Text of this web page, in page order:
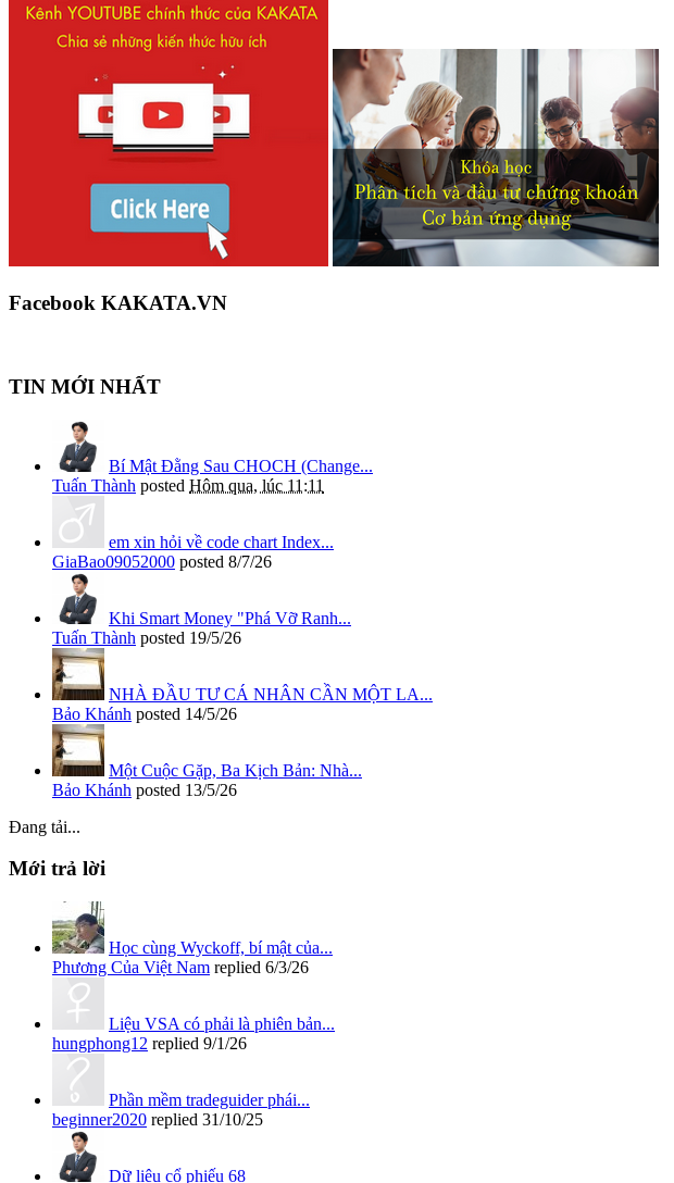
Facebook KAKATA.VN
TIN MỚI NHẤT
Bí Mật Đằng Sau CHOCH (Change...
Tuấn Thành posted Hôm qua, lúc 11:11
em xin hỏi về code chart Index...
GiaBao09052000 posted 8/7/26
Khi Smart Money "Phá Vỡ Ranh...
Tuấn Thành posted 19/5/26
NHÀ ĐẦU TƯ CÁ NHÂN CẦN MỘT LA...
Bảo Khánh posted 14/5/26
Một Cuộc Gặp, Ba Kịch Bản: Nhà...
Bảo Khánh posted 13/5/26
Đang tải...
Mới trả lời
Học cùng Wyckoff, bí mật của...
Phương Của Việt Nam replied 6/3/26
Liệu VSA có phải là phiên bản...
hungphong12 replied 9/1/26
Phần mềm tradeguider phái...
beginner2020 replied 31/10/25
Dữ liệu cổ phiếu 68